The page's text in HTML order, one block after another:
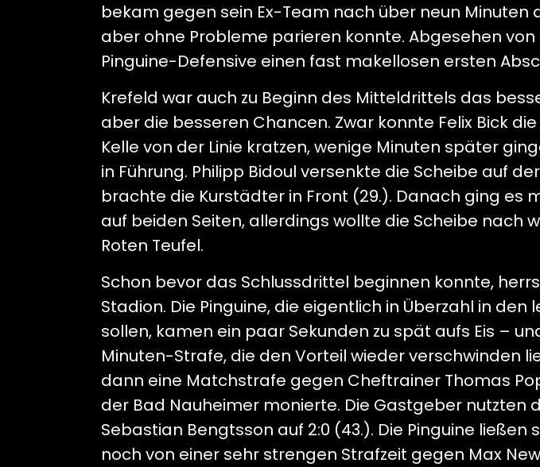
bekam gegen sein Ex-Team nach über neun Minuten
aber ohne Probleme parieren konnte. Abgesehen
Pinguine-Defensive einen fast makellosen ersten
Krefeld war auch zu Beginn des Mitteldrittels das
aber die besseren Chancen. Zwar konnte Felix Bick
Kelle von der Linie kratzen, wenige Minuten später
in Führung. Philipp Bidoul versenkte die Scheibe auf
brachte die Kurstädter in Front (29.). Danach ging es
auf beiden Seiten, allerdings wollte die Scheibe nach
Roten Teufel.
Schon bevor das Schlussdrittel beginnen konnte,
Stadion. Die Pinguine, die eigentlich in Überzahl in
sollen, kamen ein paar Sekunden zu spät aufs Eis –
Minuten-Strafe, die den Vorteil wieder verschwinden
dann eine Matchstrafe gegen Cheftrainer Thomas
der Bad Nauheimer monierte. Die Gastgeber nutzten
Sebastian Bengtsson auf 2:0 (43.). Die Pinguine
noch von einer sehr strengen Strafzeit gegen Max